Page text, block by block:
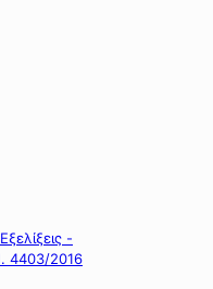
-
4403/2016